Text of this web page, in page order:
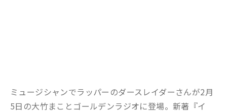
ミュージシャンでラッパーのダースレイダーさんが2月
5日の大竹まことゴールデンラジオに登場。新著『イ